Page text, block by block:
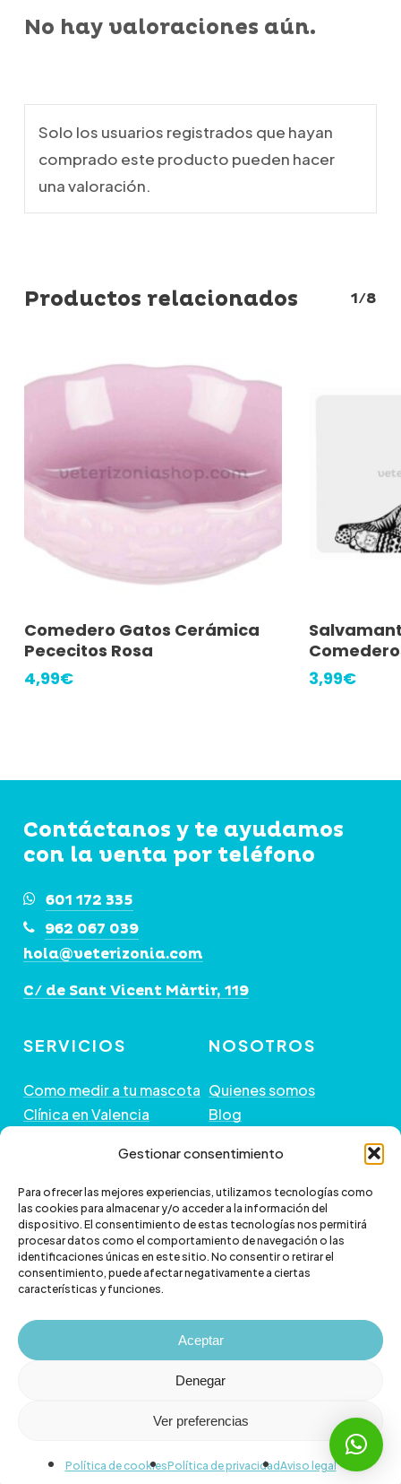
Gestionar consentimiento
Para ofrecer las mejores experiencias, utilizamos tecnologías como
las cookies para almacenar y/o acceder a la información del
dispositivo. El consentimiento de estas tecnologías nos permitirá
procesar datos como el comportamiento de navegación o las
identificaciones únicas en este sitio. No consentir o retirar el
consentimiento, puede afectar negativamente a ciertas
características y funciones.
Aceptar
Denegar
Ver preferencias
Política de cookiesPolítica de privacidadAviso legal
No hay valoraciones aún.
Solo los usuarios registrados que hayan
comprado este producto pueden hacer
una valoración.
Productos relacionados 1/8
Leer Más
Comedero Gatos Cerámica
Pececitos Rosa
4,99€
3,99€
Contáctanos y te ayudamos
con la venta por teléfono
601 172 335
962 067 039
hola@veterizonia.com
C/ de Sant Vicent Màrtir, 119
SERVICIOS
Como medir a tu mascota
Clínica en Valencia
NOSOTROS
Quienes somos
Blog
GUÍA DE COMPRA
Preguntas frecuentes
Paga a plazos con Klarna
Paga a plazos con
scalapay
+ INFORMACIÓN
Política de envío
Cambios y devoluciones
Política de Privacidad
facebook
instagram